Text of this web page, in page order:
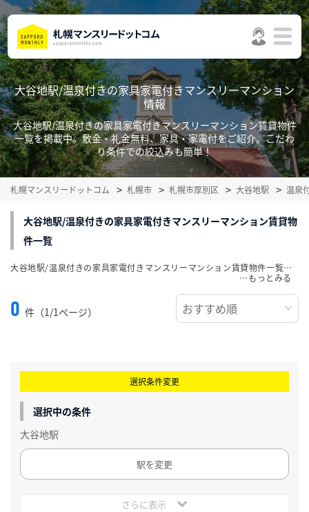
大谷地駅/温泉付きの家具家電付きマンスリーマンション
情報
大谷地駅/温泉付きの家具家電付きマンスリーマンション賃貸物件
一覧を掲載中。敷金・礼金無料、家具・家電付をご紹介。こだわ
り条件での絞込みも簡単！
札幌マンスリードットコム 札幌市 札幌市厚別区 大谷地駅 温泉
大谷地駅/温泉付きの家具家電付きマンスリーマンション賃貸物
件一覧
0 件（1/1ページ）
大谷地駅/温泉付きの家具家電付きマンスリーマンション賃貸物件一覧を掲載中。敷金・礼金無料、家具・家電付をご紹介。こだわり条件での絞込みも簡単！
…
選択条件変更
選択中の条件
大谷地駅
駅を変更
さらに表示